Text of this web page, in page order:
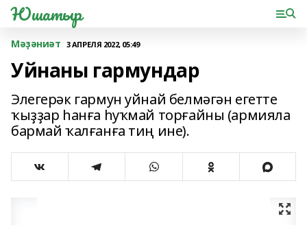
Юшатыр
Мәҙәниәт 3 АПРЕЛЯ 2022, 05:49
Уйнаны гармундар
Элегерәк гармун уйнай белмәгән егетте
ҡыҙҙар һанға һуҡмай торғайны (армияла
бармай ҡалғанға тиң ине).